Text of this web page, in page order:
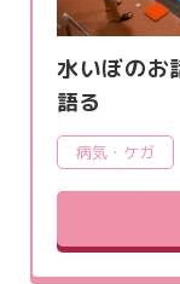
水いぼのお
語る
病気・ケガ